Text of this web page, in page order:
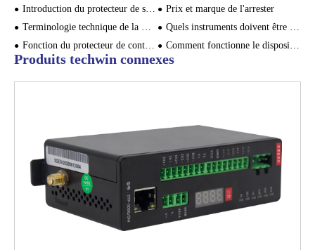
Introduction du protecteur de surtension du signal et de sa fonction de protection contre la foudre
Prix et marque de l'arrester
Terminologie technique de la Norme CEI 61643 - 2
Quels instruments doivent être équipés d'un module de protection contre la foudre?
Fonction du protecteur de contre - attaque potentiel au sol
Comment fonctionne le dispositif de protection contre les surtensions?
Produits techwin connexes